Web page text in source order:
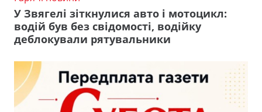
У Звягелі зіткнулися авто і мотоцикл:
водій був без свідомості, водійку
деблокували рятувальники